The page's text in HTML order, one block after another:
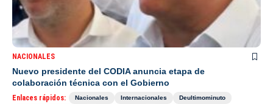
NACIONALES
Nuevo presidente del CODIA anuncia etapa de
colaboración técnica con el Gobierno
Enlaces rápidos: Nacionales Internacionales
Deultimominuto